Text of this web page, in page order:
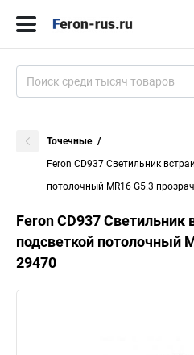
Точечные
Feron CD937 Светильник
потолочный MR16 G5.3
Feron CD937 Светильник
подсветкой потолочный
29470